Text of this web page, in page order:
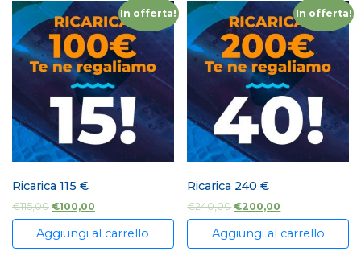
In offerta!
Ricarica 115 €
€115,00 €100,00
Aggiungi al carrello
In offerta!
Ricarica 240 €
€240,00 €200,00
Aggiungi al carrello